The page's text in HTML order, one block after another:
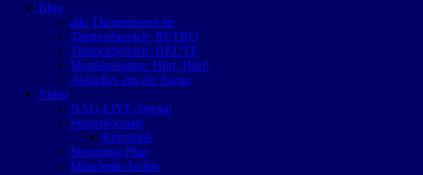
Blog
alle Themenbereiche
Themenbereich: RETRO
Themenbereich: HEUTE
Musikkolumne: Hört, Hört!
Aktuelles aus der Szene
Video
NAG-LIVE-Stream
Streamformate
Retroblah
Streaming-Plan
Mitschnitt-Archiv